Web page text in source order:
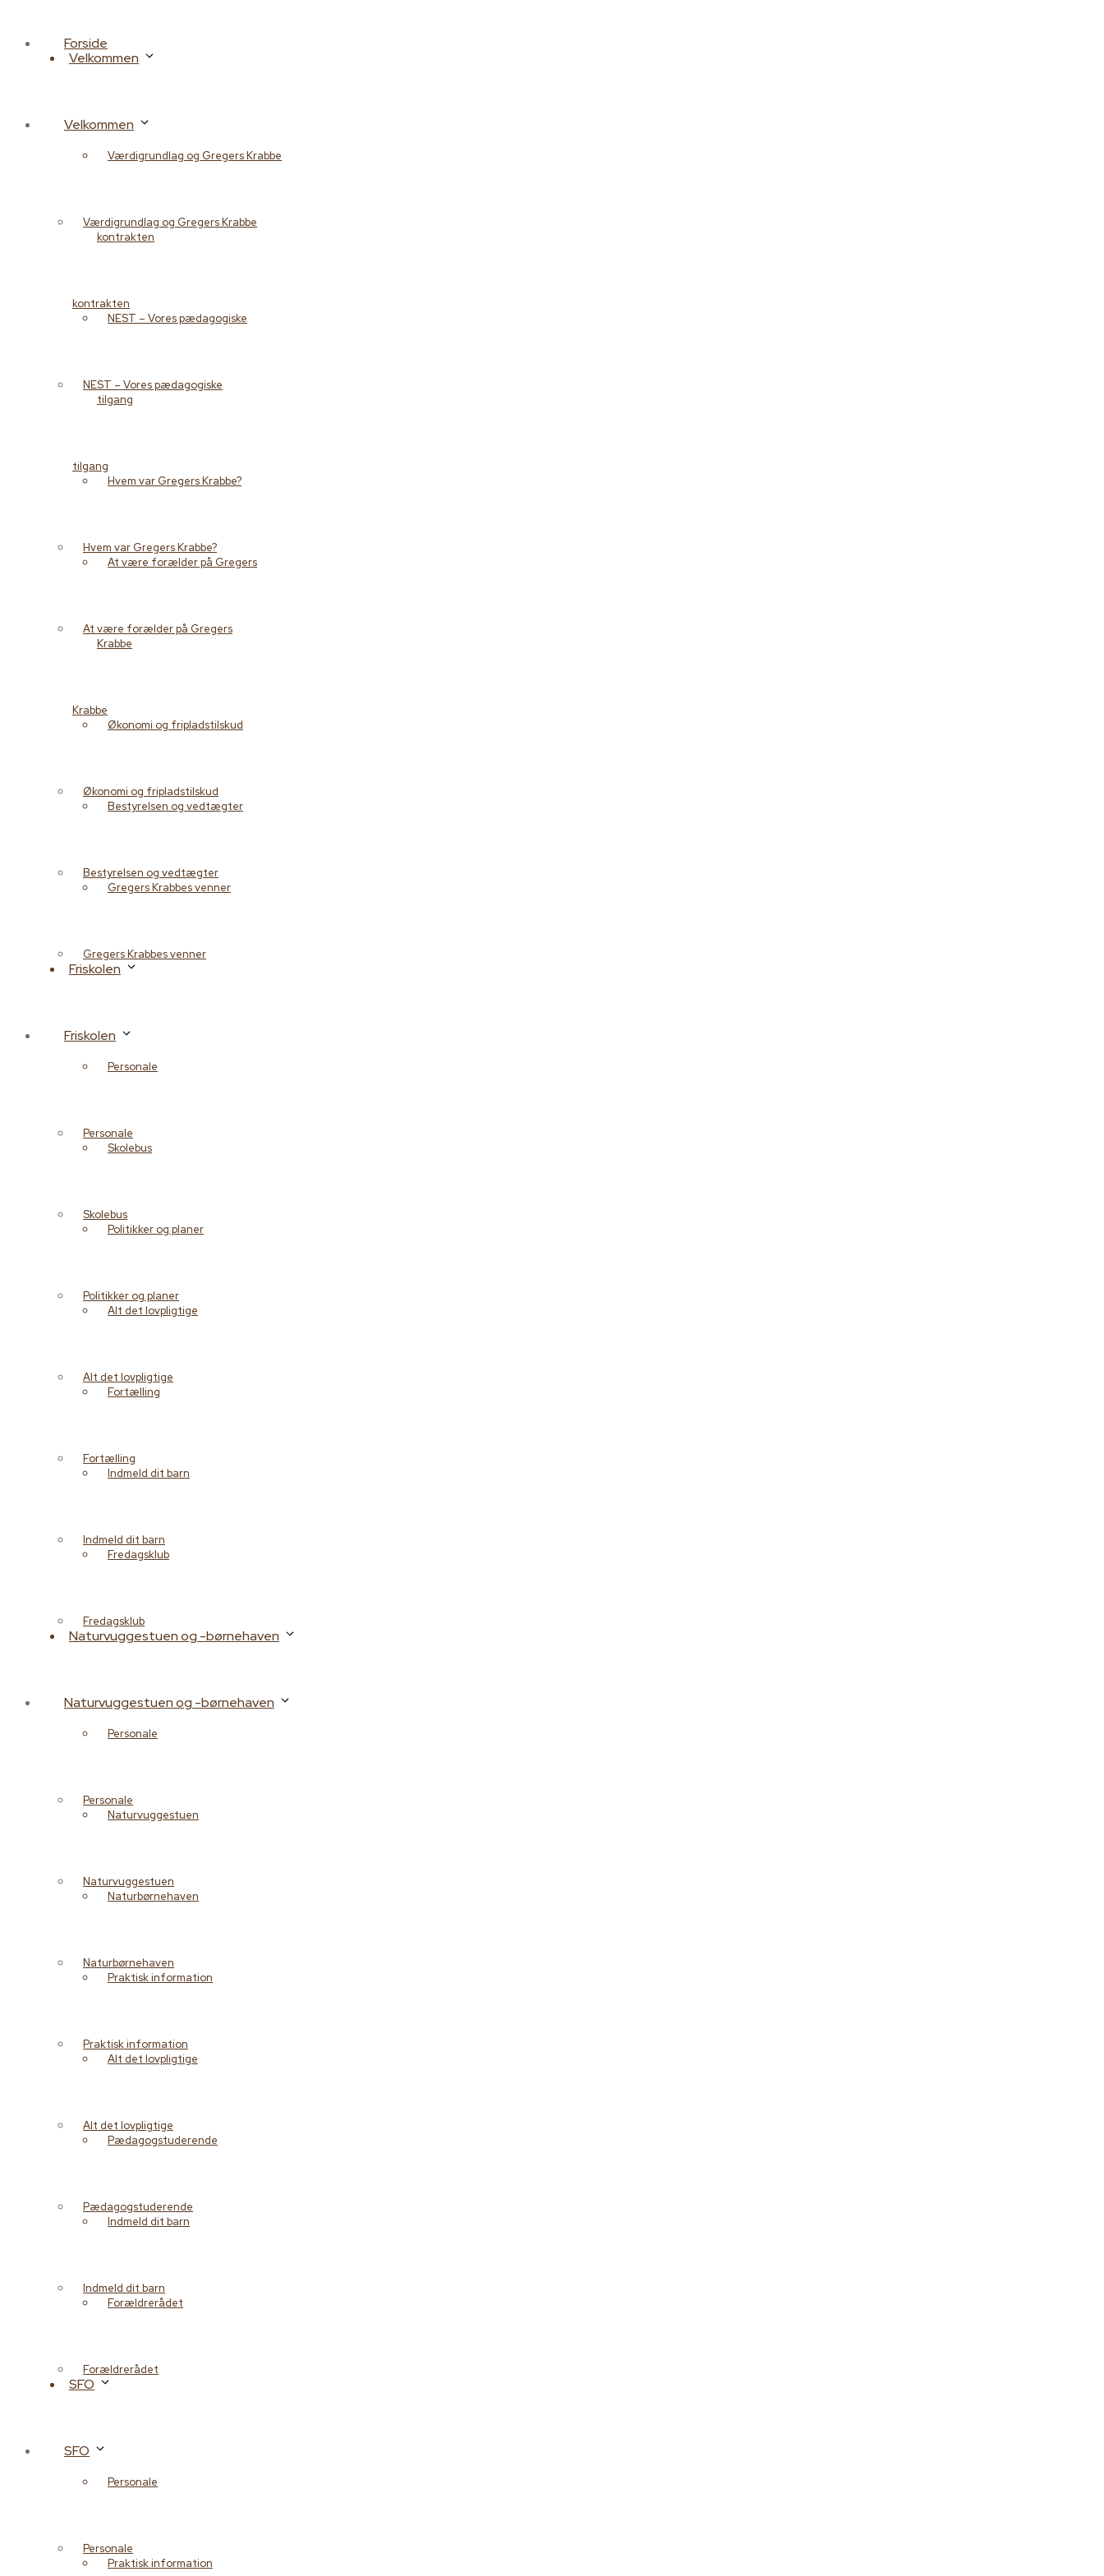
Velkommen
Værdigrundlag og Gregers Krabbe
kontrakten
NEST – Vores pædagogiske
tilgang
Hvem var Gregers Krabbe?
At være forælder på Gregers
Krabbe
Økonomi og fripladstilskud
Bestyrelsen og vedtægter
Gregers Krabbes venner
Friskolen
Personale
Skolebus
Politikker og planer
Alt det lovpligtige
Fortælling
Indmeld dit barn
Fredagsklub
Naturvuggestuen og -børnehaven
Personale
Naturvuggestuen
Naturbørnehaven
Praktisk information
Alt det lovpligtige
Pædagogstuderende
Indmeld dit barn
Forældrerådet
SFO
Personale
Praktisk information
Forside
Velkommen
Værdigrundlag og Gregers Krabbe
kontrakten
NEST – Vores pædagogiske
tilgang
Hvem var Gregers Krabbe?
At være forælder på Gregers
Krabbe
Økonomi og fripladstilskud
Bestyrelsen og vedtægter
Gregers Krabbes venner
Friskolen
Personale
Skolebus
Politikker og planer
Alt det lovpligtige
Fortælling
Indmeld dit barn
Fredagsklub
Naturvuggestuen og -børnehaven
Personale
Naturvuggestuen
Naturbørnehaven
Praktisk information
Alt det lovpligtige
Pædagogstuderende
Indmeld dit barn
Forældrerådet
SFO
Personale